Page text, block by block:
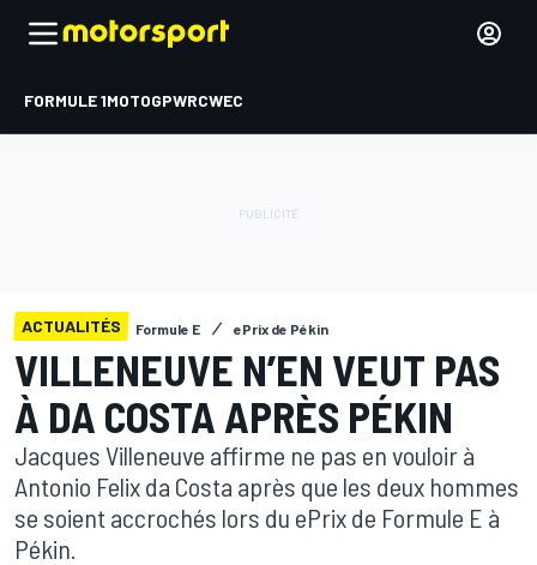
FORMULE 1MOTOGPWRCWEC
ACTUALITÉS Formule E ePrix de Pékin
VILLENEUVE N’EN VEUT PAS
À DA COSTA APRÈS PÉKIN
Jacques Villeneuve affirme ne pas en vouloir à
Antonio Felix da Costa après que les deux hommes
se soient accrochés lors du ePrix de Formule E à
Pékin.